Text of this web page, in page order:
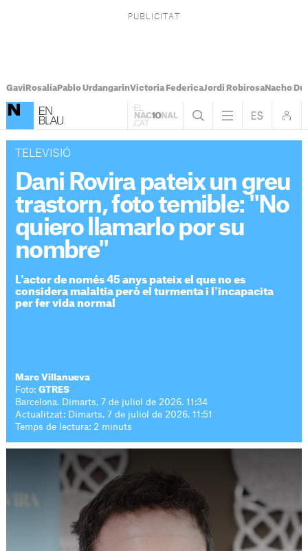
Gavi RosalíaPablo UrdangarinVictoria FedericaJordi RobirosaNacho
TELEVISIÓ
Dani Rovira pateix un greu
trastorn, foto temible: "No
quiero llamarlo por su
nombre"
L'actor de només 45 anys pateix el que no es
considera malaltia però el turmenta i l'incapacita
per fer vida normal
Marc Villanueva
Foto:GTRES
Barcelona. Dimarts, 7 de juliol de 2026. 11:34
Actualitzat: Dimarts, 7 de juliol de 2026. 11:51
Temps de lectura: 2 minuts